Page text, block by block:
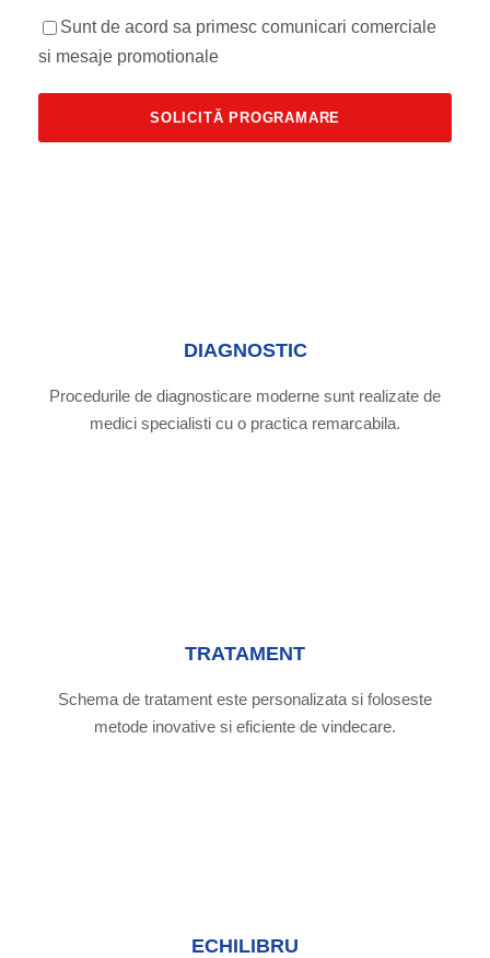
Sunt de acord sa primesc comunicari comerciale
si mesaje promotionale
DIAGNOSTIC
Procedurile de diagnosticare moderne sunt realizate de
medici specialisti cu o practica remarcabila.
TRATAMENT
Schema de tratament este personalizata si foloseste
metode inovative si eficiente de vindecare.
ECHILIBRU